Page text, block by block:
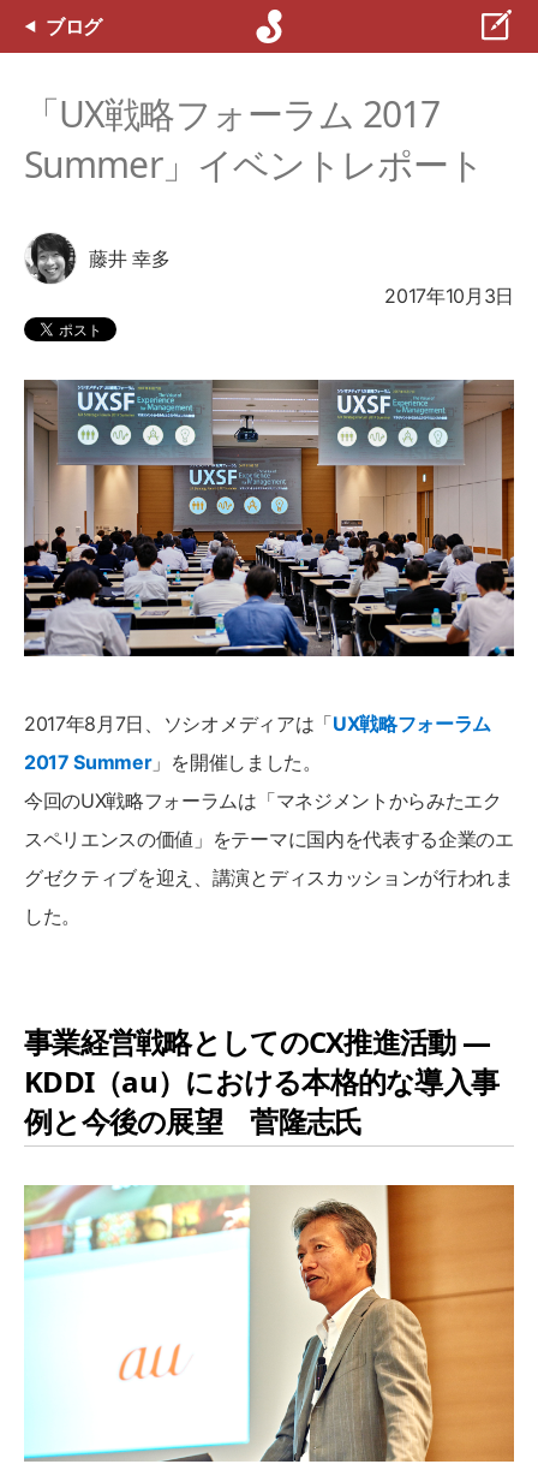
ブログ
「UX戦略フォーラム 2017
Summer」イベントレポート
藤井 幸多
2017年10月3日
2017年8月7日、ソシオメディアは「UX戦略フォーラム
2017 Summer」を開催しました。
今回のUX戦略フォーラムは「マネジメントからみたエク
スペリエンスの価値」をテーマに国内を代表する企業のエ
グゼクティブを迎え、講演とディスカッションが行われま
した。
事業経営戦略としてのCX推進活動 ―
KDDI（au）における本格的な導入事
例と今後の展望 菅隆志氏